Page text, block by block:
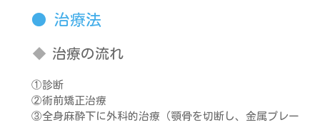
治療法
治療の流れ
①診断
②術前矯正治療
③全身麻酔下に外科的治療（顎骨を切断し、金属プレー